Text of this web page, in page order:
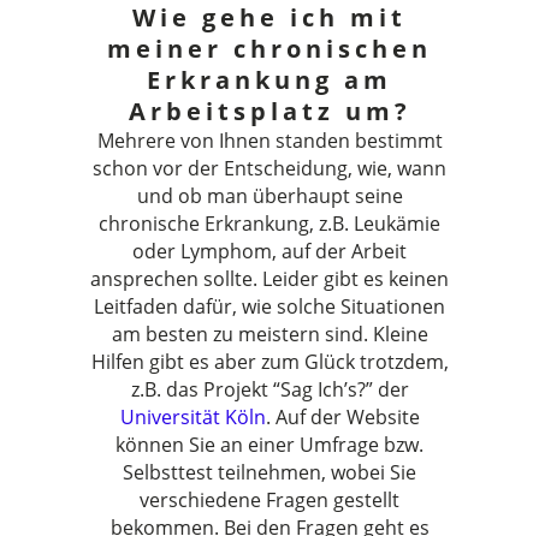
Wie gehe ich mit
meiner chronischen
Erkrankung am
Arbeitsplatz um?
Mehrere von Ihnen standen bestimmt
schon vor der Entscheidung, wie, wann
und ob man überhaupt seine
chronische Erkrankung, z.B. Leukämie
oder Lymphom, auf der Arbeit
ansprechen sollte. Leider gibt es keinen
Leitfaden dafür, wie solche Situationen
am besten zu meistern sind. Kleine
Hilfen gibt es aber zum Glück trotzdem,
z.B. das Projekt “Sag Ich’s?” der
Universität Köln. Auf der Website
können Sie an einer Umfrage bzw.
Selbsttest teilnehmen, wobei Sie
verschiedene Fragen gestellt
bekommen. Bei den Fragen geht es